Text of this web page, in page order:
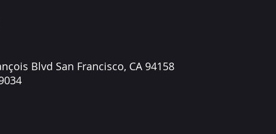
Blvd San Francisco, CA 94158